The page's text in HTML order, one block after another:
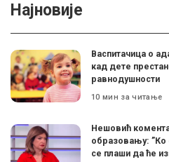
Најновије
Васпитачица о
кад дете
равнодушности
10 мин за читање
Нешовић
образовању: ”Ко
се плаши да ће